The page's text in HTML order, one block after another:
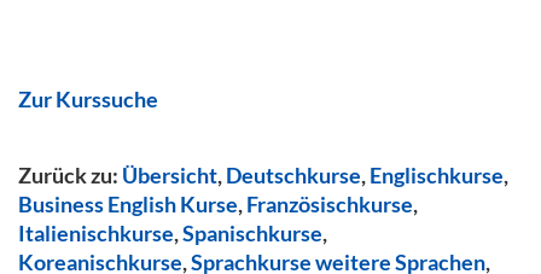
Zur Kurssuche
Zurück zu: Übersicht,Deutschkurse,Englischkurse,
Business English Kurse,Französischkurse,
Italienischkurse,Spanischkurse,
Koreanischkurse,Sprachkurse weitere Sprachen,